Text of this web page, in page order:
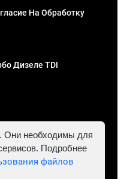
На Обработку
Дизеле TDI
781302555843,
Они необходимы для
Подробнее
файлов